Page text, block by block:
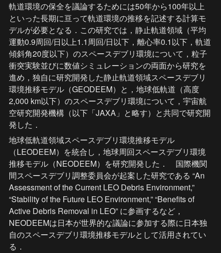
軌道環境の保全を議論するためには50年から100年以上
といった長期に亘って軌道環境の推移を記述する計算モ
デルが必要となる．この研究では，静止軌道領域（平均
運動0.9周回/日以上1.1周回/日以下，離心率0.1以下，軌道
傾斜角20度以下）のスペースデブリ環境について，粒子
衝突実験並びに数値シミュレーションの両面から研究を
進め，独自に研究開発した静止軌道領域スペースデブリ
環境推移モデル（GEODEEM）と，地球低軌道（高度
2,000 km以下）のスペースデブリ環境について，宇宙航
空研究開発機構（以下「JAXA」と略す）と共同で研究開
発した．
地球低軌道領域スペースデブリ環境推移モデル
（LEODEEM）を統合し，地球周回スペースデブリ環境
推移モデル（NEODEEM）を研究開発した．　国際機関
間スペースデブリ調整委員会が起案した研究である “An
Assessment of the Current LEO Debris Environment,”
“Stability of the Future LEO Environment,” “Benefits of
Active Debris Removal in LEO” に参画するなど，
NEODEEMは日本が世界的な議論に参加する際に日本独
自のスペースデブリ環境推移モデルとして活用されてい
る．